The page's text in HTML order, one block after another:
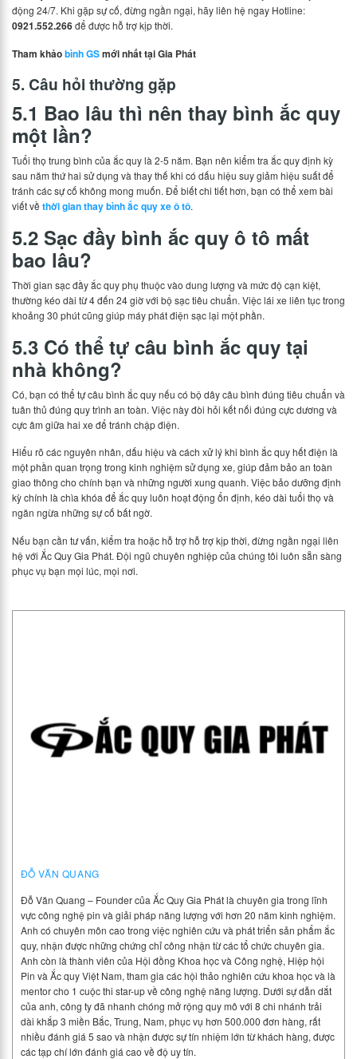
động 24/7. Khi gặp sự cố, đừng ngần ngại, hãy liên hệ ngay Hotline:
0921.552.266để được hỗ trợ kịp thời.
Tham khảobình GSmới nhất tại Gia Phát
5. Câu hỏi thường gặp
5.1 Bao lâu thì nên thay bình ắc quy
một lần?
Tuổi thọ trung bình của ắc quy là 2-5 năm. Bạn nên kiểm tra ắc quy định kỳ
sau năm thứ hai sử dụng và thay thế khi có dấu hiệu suy giảm hiệu suất để
tránh các sự cố không mong muốn. Để biết chi tiết hơn, bạn có thể xem bài
viết về thời gian thay bình ắc quy xe ô tô.
5.2 Sạc đầy bình ắc quy ô tô mất
bao lâu?
Thời gian sạc đầy ắc quy phụ thuộc vào dung lượng và mức độ cạn kiệt,
thường kéo dài từ 4 đến 24 giờ với bộ sạc tiêu chuẩn. Việc lái xe liên tục trong
khoảng 30 phút cũng giúp máy phát điện sạc lại một phần.
5.3 Có thể tự câu bình ắc quy tại
nhà không?
Có, bạn có thể tự câu bình ắc quy nếu có bộ dây câu bình đúng tiêu chuẩn và
tuân thủ đúng quy trình an toàn. Việc này đòi hỏi kết nối đúng cực dương và
cực âm giữa hai xe để tránh chập điện.
Hiểu rõ các nguyên nhân, dấu hiệu và cách xử lý khi bình ắc quy hết điện là
một phần quan trọng trong kinh nghiệm sử dụng xe, giúp đảm bảo an toàn
giao thông cho chính bạn và những người xung quanh. Việc bảo dưỡng định
kỳ chính là chìa khóa để ắc quy luôn hoạt động ổn định, kéo dài tuổi thọ và
ngăn ngừa những sự cố bất ngờ.
Nếu bạn cần tư vấn, kiểm tra hoặc hỗ trợ hỗ trợ kịp thời, đừng ngần ngại liên
hệ với Ắc Quy Gia Phát. Đội ngũ chuyên nghiệp của chúng tôi luôn sẵn sàng
phục vụ bạn mọi lúc, mọi nơi.
ĐỖ VĂN QUANG
Đỗ Văn Quang – Founder của Ắc Quy Gia Phát là chuyên gia trong lĩnh
vực công nghệ pin và giải pháp năng lượng với hơn 20 năm kinh nghiệm.
Anh có chuyên môn cao trong việc nghiên cứu và phát triển sản phẩm ắc
quy, nhận được những chứng chỉ công nhận từ các tổ chức chuyên gia.
Anh còn là thành viên của Hội đồng Khoa học và Công nghệ, Hiệp hội
Pin và Ắc quy Việt Nam, tham gia các hội thảo nghiên cứu khoa học và là
mentor cho 1 cuộc thi star-up về công nghệ năng lượng. Dưới sự dẫn dắt
của anh, công ty đã nhanh chóng mở rộng quy mô với 8 chi nhánh trải
dài khắp 3 miền Bắc, Trung, Nam, phục vụ hơn 500.000 đơn hàng, rất
nhiều đánh giá 5 sao và nhận được sự tín nhiệm lớn từ khách hàng, được
các tạp chí lớn đánh giá cao về độ uy tín.